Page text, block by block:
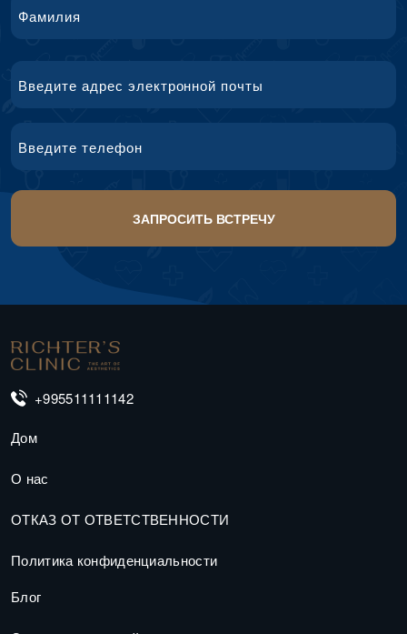
Name
Name
+995511111142
Дом
О нас
ОТКАЗ ОТ ОТВЕТСТВЕННОСТИ
Политика конфиденциальности
Блог